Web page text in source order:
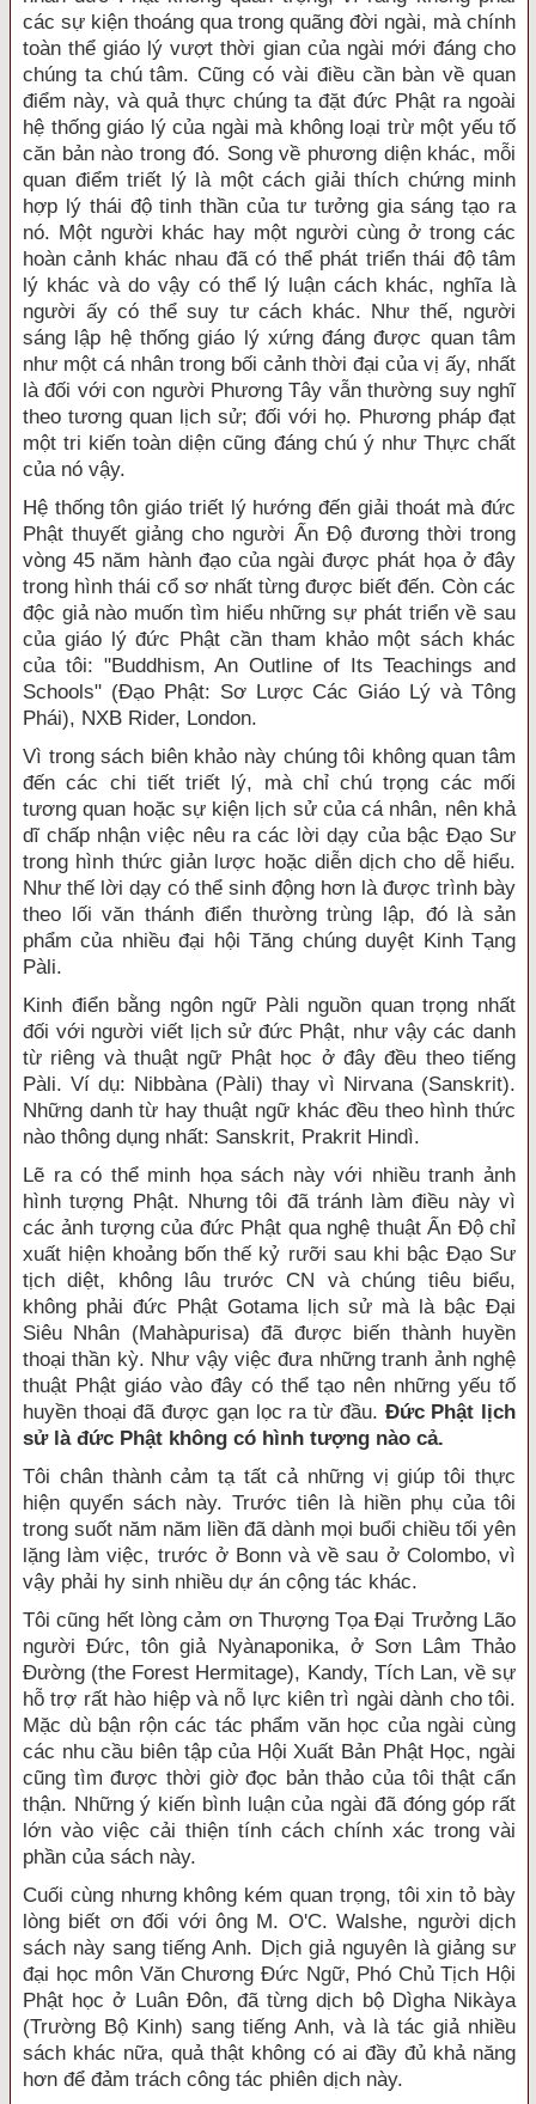
các sự kiện thoáng qua trong quãng đời ngài, mà chính
toàn thể giáo lý vượt thời gian của ngài mới đáng cho
chúng ta chú tâm. Cũng có vài điều cần bàn về quan
điểm này, và quả thực chúng ta đặt đức Phật ra ngoài
hệ thống giáo lý của ngài mà không loại trừ một yếu tố
căn bản nào trong đó. Song về phương diện khác, mỗi
quan điểm triết lý là một cách giải thích chứng minh
hợp lý thái độ tinh thần của tư tưởng gia sáng tạo ra
nó. Một người khác hay một người cùng ở trong các
hoàn cảnh khác nhau đã có thể phát triển thái độ tâm
lý khác và do vậy có thể lý luận cách khác, nghĩa là
người ấy có thể suy tư cách khác. Như thế, người
sáng lập hệ thống giáo lý xứng đáng được quan tâm
như một cá nhân trong bối cảnh thời đại của vị ấy, nhất
là đối với con người Phương Tây vẫn thường suy nghĩ
theo tương quan lịch sử; đối với họ. Phương pháp đạt
một tri kiến toàn diện cũng đáng chú ý như Thực chất
của nó vậy.
Hệ thống tôn giáo triết lý hướng đến giải thoát mà đức
Phật thuyết giảng cho người Ấn Ðộ đương thời trong
vòng 45 năm hành đạo của ngài được phát họa ở đây
trong hình thái cổ sơ nhất từng được biết đến. Còn các
độc giả nào muốn tìm hiểu những sự phát triển về sau
của giáo lý đức Phật cần tham khảo một sách khác
của tôi: "Buddhism, An Outline of Its Teachings and
Schools" (Ðạo Phật: Sơ Lược Các Giáo Lý và Tông
Phái), NXB Rider, London.
Vì trong sách biên khảo này chúng tôi không quan tâm
đến các chi tiết triết lý, mà chỉ chú trọng các mối
tương quan hoặc sự kiện lịch sử của cá nhân, nên khả
dĩ chấp nhận việc nêu ra các lời dạy của bậc Ðạo Sư
trong hình thức giản lược hoặc diễn dịch cho dễ hiểu.
Như thế lời dạy có thể sinh động hơn là được trình bày
theo lối văn thánh điển thường trùng lập, đó là sản
phẩm của nhiều đại hội Tăng chúng duyệt Kinh Tạng
Pàli.
Kinh điển bằng ngôn ngữ Pàli nguồn quan trọng nhất
đối với người viết lịch sử đức Phật, như vậy các danh
từ riêng và thuật ngữ Phật học ở đây đều theo tiếng
Pàli. Ví dụ: Nibbàna (Pàli) thay vì Nirvana (Sanskrit).
Những danh từ hay thuật ngữ khác đều theo hình thức
nào thông dụng nhất: Sanskrit, Prakrit Hindì.
Lẽ ra có thể minh họa sách này với nhiều tranh ảnh
hình tượng Phật. Nhưng tôi đã tránh làm điều này vì
các ảnh tượng của đức Phật qua nghệ thuật Ấn Ðộ chỉ
xuất hiện khoảng bốn thế kỷ rưỡi sau khi bậc Ðạo Sư
tịch diệt, không lâu trước CN và chúng tiêu biểu,
không phải đức Phật Gotama lịch sử mà là bậc Ðại
Siêu Nhân (Mahàpurisa) đã được biến thành huyền
thoại thần kỳ. Như vậy việc đưa những tranh ảnh nghệ
thuật Phật giáo vào đây có thể tạo nên những yếu tố
huyền thoại đã được gạn lọc ra từ đầu. Ðức Phật lịch
sử là đức Phật không có hình tượng nào cả.
Tôi chân thành cảm tạ tất cả những vị giúp tôi thực
hiện quyển sách này. Trước tiên là hiền phụ của tôi
trong suốt năm năm liền đã dành mọi buổi chiều tối yên
lặng làm việc, trước ở Bonn và về sau ở Colombo, vì
vậy phải hy sinh nhiều dự án cộng tác khác.
Tôi cũng hết lòng cảm ơn Thượng Tọa Ðại Trưởng Lão
người Ðức, tôn giả Nyànaponika, ở Sơn Lâm Thảo
Ðường (the Forest Hermitage), Kandy, Tích Lan, về sự
hỗ trợ rất hào hiệp và nỗ lực kiên trì ngài dành cho tôi.
Mặc dù bận rộn các tác phẩm văn học của ngài cùng
các nhu cầu biên tập của Hội Xuất Bản Phật Học, ngài
cũng tìm được thời giờ đọc bản thảo của tôi thật cẩn
thận. Những ý kiến bình luận của ngài đã đóng góp rất
lớn vào việc cải thiện tính cách chính xác trong vài
phần của sách này.
Cuối cùng nhưng không kém quan trọng, tôi xin tỏ bày
lòng biết ơn đối với ông M. O'C. Walshe, người dịch
sách này sang tiếng Anh. Dịch giả nguyên là giảng sư
đại học môn Văn Chương Ðức Ngữ, Phó Chủ Tịch Hội
Phật học ở Luân Ðôn, đã từng dịch bộ Dìgha Nikàya
(Trường Bộ Kinh) sang tiếng Anh, và là tác giả nhiều
sách khác nữa, quả thật không có ai đầy đủ khả năng
hơn để đảm trách công tác phiên dịch này.